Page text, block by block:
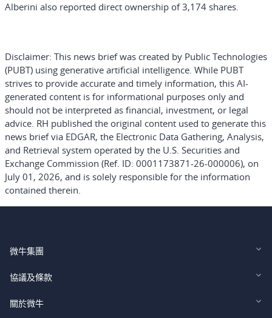
Alberini also reported direct ownership of 3,174 shares.
Disclaimer: This news brief was created by Public Technologies
(PUBT) using generative artificial intelligence. While PUBT
strives to provide accurate and timely information, this AI-
generated content is for informational purposes only and
should not be interpreted as financial, investment, or legal
advice. RH published the original content used to generate this
news brief via EDGAR, the Electronic Data Gathering, Analysis,
and Retrieval system operated by the U.S. Securities and
Exchange Commission (Ref. ID: 0001173871-26-000006), on
July 01, 2026, and is solely responsible for the information
contained therein.
微牛集團
Webull Financial LLC (US)
協議及條款
Legal and Disclosures
關於微牛